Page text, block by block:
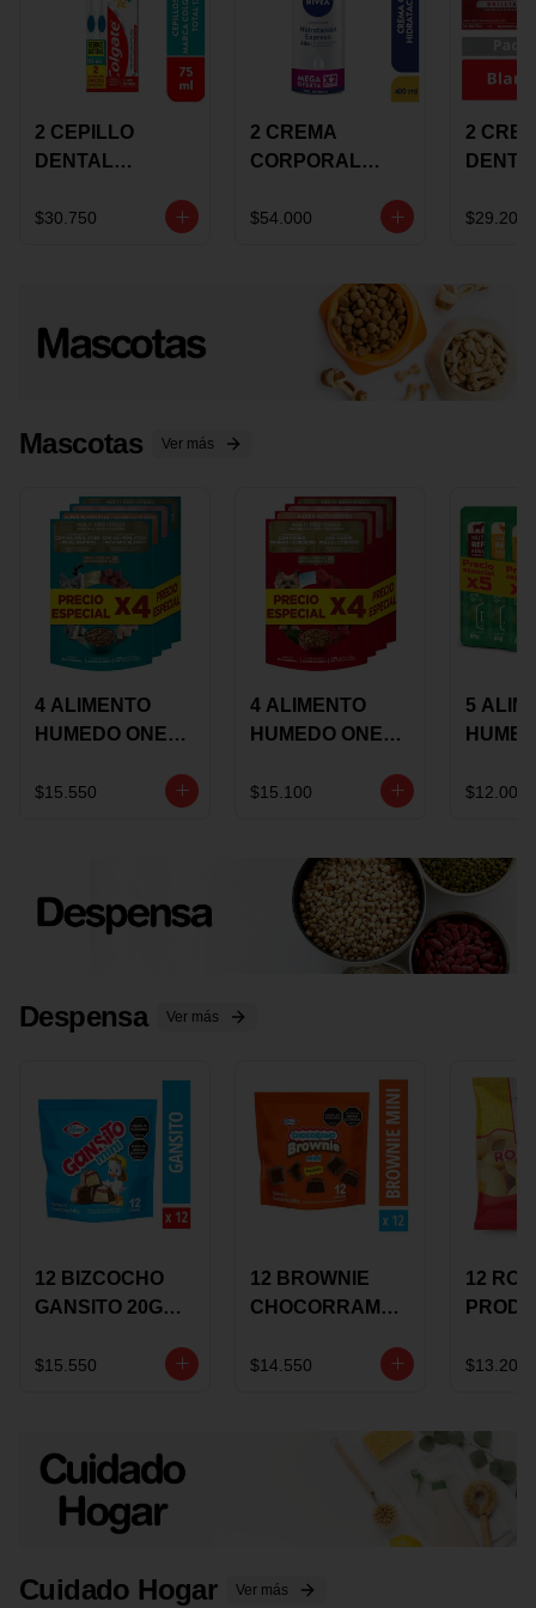
2 CEPILLO
DENTAL
+CREMA
$30.750
2 CREMA
CORPORAL
EXPRESS
OFERTA
$54.000
2
$29.200
Mascotas Ver más
4 ALIMENTO
HUMEDO ONE
85 GRS
$15.550
4 ALIMENTO
HUMEDO ONE
85 GRS
$15.100
5
$12.000
Despensa Ver más
12 BIZCOCHO
GANSITO 20G
MERMELADA
$15.550
12 BROWNIE
CHOCORRAMO
X 20 GRS
$14.550
12
X 15
$13.200
Cuidado Hogar Ver más